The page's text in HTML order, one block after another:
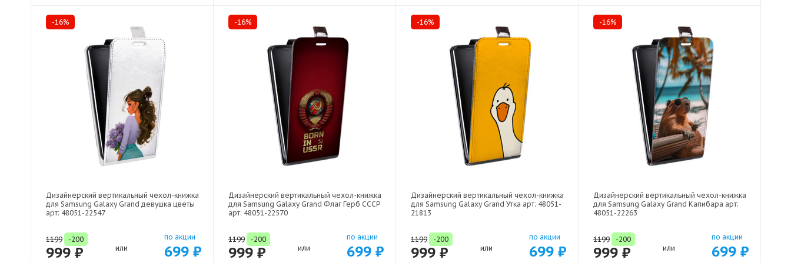
-16%
Дизайнерский вертикальный чехол-книжка
для Samsung Galaxy Grand девушка цветы
арт: 48051-22547
1199 -200
999 ₽ или
по акции
699 ₽
-16%
Дизайнерский вертикальный чехол-книжка
для Samsung Galaxy Grand Флаг Герб СССР
арт: 48051-22570
1199 -200
999 ₽ или
по акции
699 ₽
-16%
Дизайнерский вертикальный чехол-книжка
для Samsung Galaxy Grand Утка арт: 48051-
21813
1199 -200
999 ₽ или
по акции
699 ₽
-16%
Дизайнерский вертикальный чехол-книжка
для Samsung Galaxy Grand Капибара арт:
48051-22263
1199 -200
999 ₽ или
по акции
699 ₽